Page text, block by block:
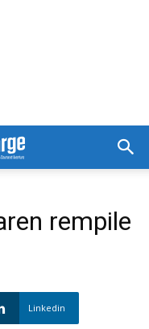
rempile
Linkedin